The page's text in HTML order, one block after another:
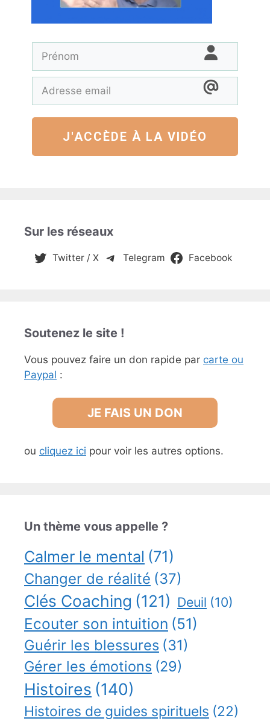
J'ACCÈDE À LA VIDÉO
Sur les réseaux
Twitter / X Telegram Facebook
Soutenez le site !
Vous pouvez faire un don rapide par carte ou
Paypal :
JE FAIS UN DON
ou cliquez ici pour voir les autres options.
Un thème vous appelle ?
Calmer le mental (71)
Changer de réalité (37)
Clés Coaching (121) Deuil (10)
Ecouter son intuition (51)
Guérir les blessures (31)
Gérer les émotions (29)
Histoires (140)
Histoires de guides spirituels (22)